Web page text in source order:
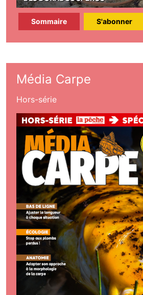
Sommaire S'abonner
Média Carpe
Hors-série